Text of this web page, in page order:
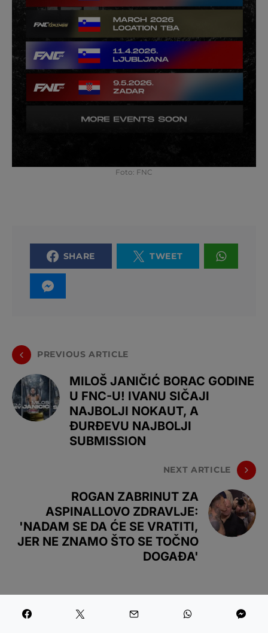
Foto: FNC
SHARE TWEET
PREVIOUS ARTICLE
MILOŠ JANIČIĆ BORAC GODINE
U FNC-U! IVANU SIČAJI
NAJBOLJI NOKAUT, A
ĐURĐEVU NAJBOLJI
SUBMISSION
NEXT ARTICLE
ROGAN ZABRINUT ZA
ASPINALLOVO ZDRAVLJE:
'NADAM SE DA ĆE SE VRATITI,
JER NE ZNAMO ŠTO SE TOČNO
DOGAĐA'